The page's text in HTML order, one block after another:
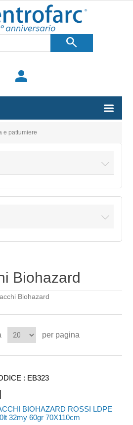
search
person
e pattumiere
Biohazard
Biohazard
per pagina
: EB323
BIOHAZARD ROSSI LDPE
32my 60gr 70X110cm